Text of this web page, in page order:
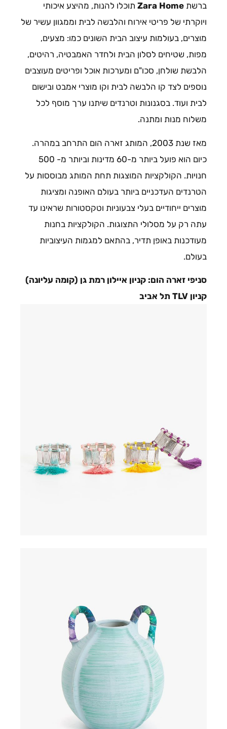
ברשת Zara Home תוכלו להנות, מהיצע איכותי
ויוקרתי של פריטי אירוח והלבשה לבית וממגוון עשיר של
מוצרים, בעולמות עיצוב הבית השונים כמו: מצעים,
מפות, שטיחים לסלון הבית ולחדר האמבטיה, רהיטים,
הלבשת שולחן, סכו"ם ומערכות אוכל ופריטים מעוצבים
נוספים לצד קו הלבשה לבית וקו מוצרי אמבט ובישום
לבית ועוד. בסגנונות וטרנדים שיתנו ערך מוסף לכל
משלוח מנות ומתנה.
מאז שנת 2003, המותג זארה הום התרחב במהרה.
כיום הוא פועל ביותר מ-60 מדינות וביותר מ- 500
חנויות. הקולקציות המוצגות תחת המותג מבוססות על
הטרנדים העדכניים ביותר בעולם האופנה ומציגות
מוצרים ייחודיים בעלי צבעוניות וטקסטורות שראינו עד
עתה רק על מסלולי התצוגות. הקולקציות בחנות
מעודכנות באופן תדיר, בהתאם למגמות העיצוביות
בעולם.
סניפי זארה הום: קניון איילון רמת גן (קומה עליונה)
קניון TLV תל אביב